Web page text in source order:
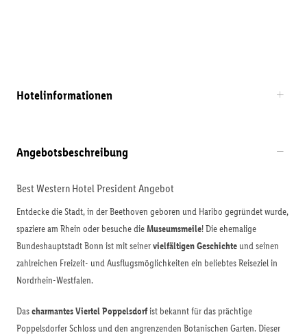
Hotelinformationen
Angebotsbeschreibung
Best Western Hotel President Angebot
Entdecke die Stadt, in der Beethoven geboren und Haribo gegründet wurde,
spaziere am Rhein oder besuche dieMuseumsmeile! Die ehemalige
Bundeshauptstadt Bonn ist mit seinervielfältigen Geschichte und seinen
zahlreichen Freizeit- und Ausflugsmöglichkeiten ein beliebtes Reiseziel in
Nordrhein-Westfalen.
Dascharmantes Viertel Poppelsdorfist bekannt für das prächtige
Poppelsdorfer Schloss und den angrenzenden Botanischen Garten. Dieser